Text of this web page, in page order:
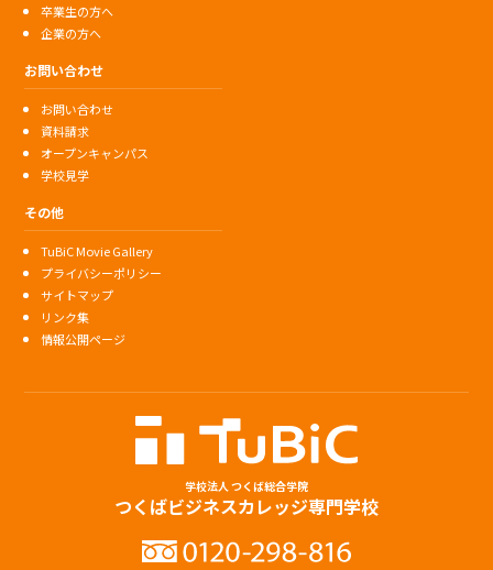
卒業生の方へ
企業の方へ
お問い合わせ
お問い合わせ
資料請求
オープンキャンパス
学校見学
その他
TuBiC Movie Gallery
プライバシーポリシー
サイトマップ
リンク集
情報公開ページ
学校法人 つくば総合学院
つくばビジネスカレッジ専門学校